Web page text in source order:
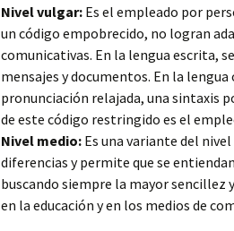
Nivel vulgar: Es el empleado por
un código empobrecido, no logran
comunicativas. En la lengua escrita,
mensajes y documentos. En la
pronunciación relajada, una sintaxis
de este código restringido es el
Nivel medio: Es una variante del
diferencias y permite que se
buscando siempre la mayor sencillez
en la educación y en los medios de